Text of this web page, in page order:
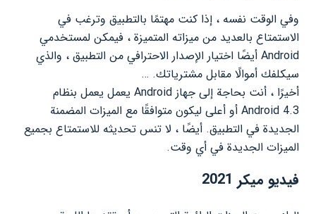
وفي الوقت نفسه ، إذا كنت مهتمًا بالتطبيق وترغب في
الاستمتاع بالعديد من ميزاته المتميزة ، فيمكن لمستخدمي
Android أيضًا اختيار الإصدار الاحترافي من التطبيق ، والذي
سيكلفك أموالًا مقابل مشترياتك. …
أخيرًا ، أنت بحاجة إلى جهاز Android يعمل يعمل بنظام
Android 4.3 أو أعلى ليكون متوافقًا مع الميزات المضمنة
الجديدة في التطبيق. أيضًا ، لا تنس تحديثه للاستمتاع بجميع
الميزات الجديدة في أي وقت.
فيديو ميكر 2021